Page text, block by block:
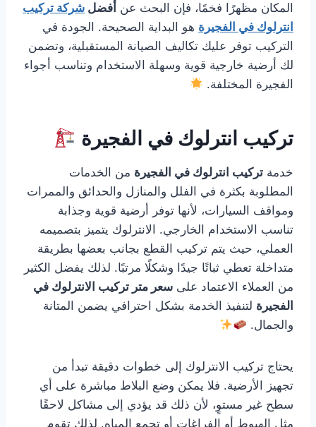
المكان مظهرًا فخمًا، فإن البحث عن أفضل شركة تركيب
انترلوك في الفجيرة هو البداية الصحيحة. الجودة في
التركيب توفر عليك تكاليف الصيانة المستقبلية، وتضمن
لك أرضية خارجية قوية وسهلة الاستخدام وتناسب أجواء
الفجيرة المختلفة.
تركيب انترلوك في الفجيرة
خدمة تركيب انترلوك في الفجيرة من الخدمات
المطلوبة بكثرة في الفلل والمنازل والحدائق والممرات
ومواقف السيارات، لأنها توفر أرضية قوية وجذابة
تناسب الاستخدام الخارجي. الانترلوك يتميز بتصميمه
العملي، حيث يتم تركيب القطع بجانب بعضها بطريقة
متداخلة تعطي ثباتًا جيدًا وشكلًا مرتبًا. لذلك يفضل الكثير
من العملاء الاعتماد على سعر متر تركيب الانترلوك في
الفجيرة لتنفيذ الخدمة بشكل احترافي يضمن المتانة
والجمال.
يحتاج تركيب الانترلوك إلى خطوات دقيقة تبدأ من
تجهيز الأرضية. فلا يمكن وضع البلاط مباشرة على أي
سطح غير مستوٍ، لأن ذلك قد يؤدي إلى مشاكل لاحقًا
مثل الهبوط أو الفراغات أو تجمع المياه. لذلك تقوم